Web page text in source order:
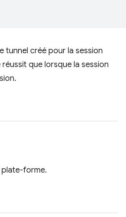
tunnel créé pour la session
que lorsque la session
plate-forme.